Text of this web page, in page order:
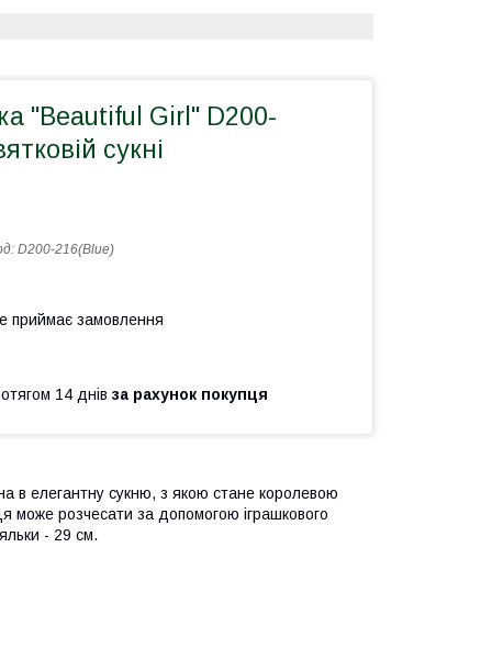
"Beautiful Girl" D200-
сукні
D200-216(Blue)
приймає замовлення
14 днів за рахунок покупця
в елегантну сукню, з якою стане королевою
може розчесати за допомогою іграшкового
- 29 см.